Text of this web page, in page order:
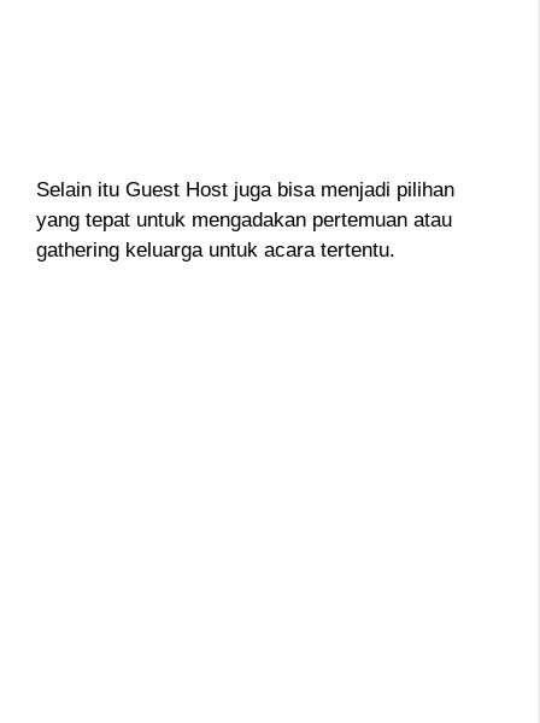
Selain itu Guest Host juga bisa menjadi pilihan
yang tepat untuk mengadakan pertemuan atau
gathering keluarga untuk acara tertentu.